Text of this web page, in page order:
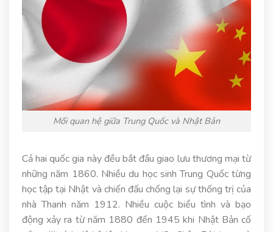
Mối quan hệ giữa Trung Quốc và Nhật Bản
Cả hai quốc gia này đều bắt đầu giao lưu thương mại từ
những năm 1860. Nhiều du học sinh Trung Quốc từng
học tập tại Nhật và chiến đấu chống lại sự thống trị của
nhà Thanh năm 1912. Nhiều cuộc biểu tình và bạo
động xảy ra từ năm 1880 đến 1945 khi Nhật Bản cố